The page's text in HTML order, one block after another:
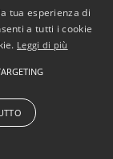
tua esperienza di
a tutti i cookie
Leggi di più